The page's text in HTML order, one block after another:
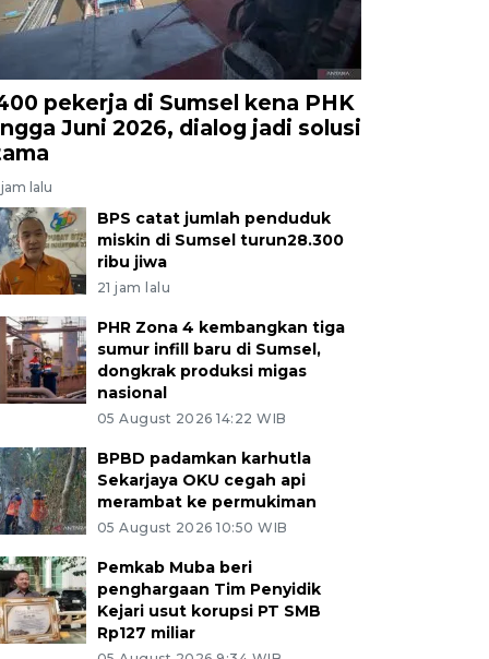
pekerja di Sumsel kena PHK
Juni 2026, dialog jadi solusi
lalu
BPS catat jumlah penduduk
miskin di Sumsel turun28.300
ribu jiwa
21 jam lalu
PHR Zona 4 kembangkan tiga
sumur infill baru di Sumsel,
dongkrak produksi migas
nasional
05 August 2026 14:22 WIB
BPBD padamkan karhutla
Sekarjaya OKU cegah api
merambat ke permukiman
05 August 2026 10:50 WIB
Pemkab Muba beri
penghargaan Tim Penyidik
Kejari usut korupsi PT SMB
Rp127 miliar